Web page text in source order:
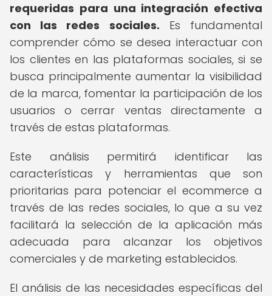
requeridas para una integración efectiva
con las redes sociales. Es fundamental
comprender cómo se desea interactuar con
los clientes en las plataformas sociales, si se
busca principalmente aumentar la visibilidad
de la marca, fomentar la participación de los
usuarios o cerrar ventas directamente a
través de estas plataformas.
Este análisis permitirá identificar las
características y herramientas que son
prioritarias para potenciar el ecommerce a
través de las redes sociales, lo que a su vez
facilitará la selección de la aplicación más
adecuada para alcanzar los objetivos
comerciales y de marketing establecidos.
El análisis de las necesidades específicas del